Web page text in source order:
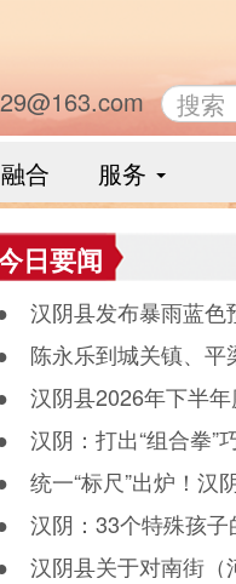
合 服务
日要闻
汉阴县发布暴雨蓝色
陈永乐到城关镇、平
工作
汉阴县2026年下半年
公示
汉阴：打出“组合拳”
统一“标尺”出炉！汉
红”品质护航 产业发展迈
汉阴：33个特殊孩子
汉阴县关于对南街（